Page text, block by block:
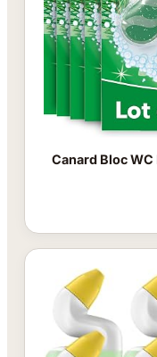
Canard Bloc